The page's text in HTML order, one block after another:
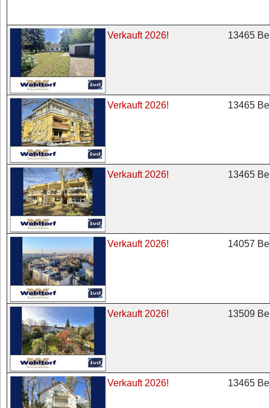
Verkauft 2026! 13465
Verkauft 2026! 13465
Verkauft 2026! 13465
Verkauft 2026! 14057
Verkauft 2026! 13509
Verkauft 2026! 13465